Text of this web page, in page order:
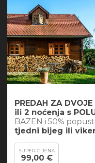
PREDAH ZA
ili 2 noćenja s
BAZEN i 50%
tjedni bijeg ili
SUPER CIJENA
99,00 €